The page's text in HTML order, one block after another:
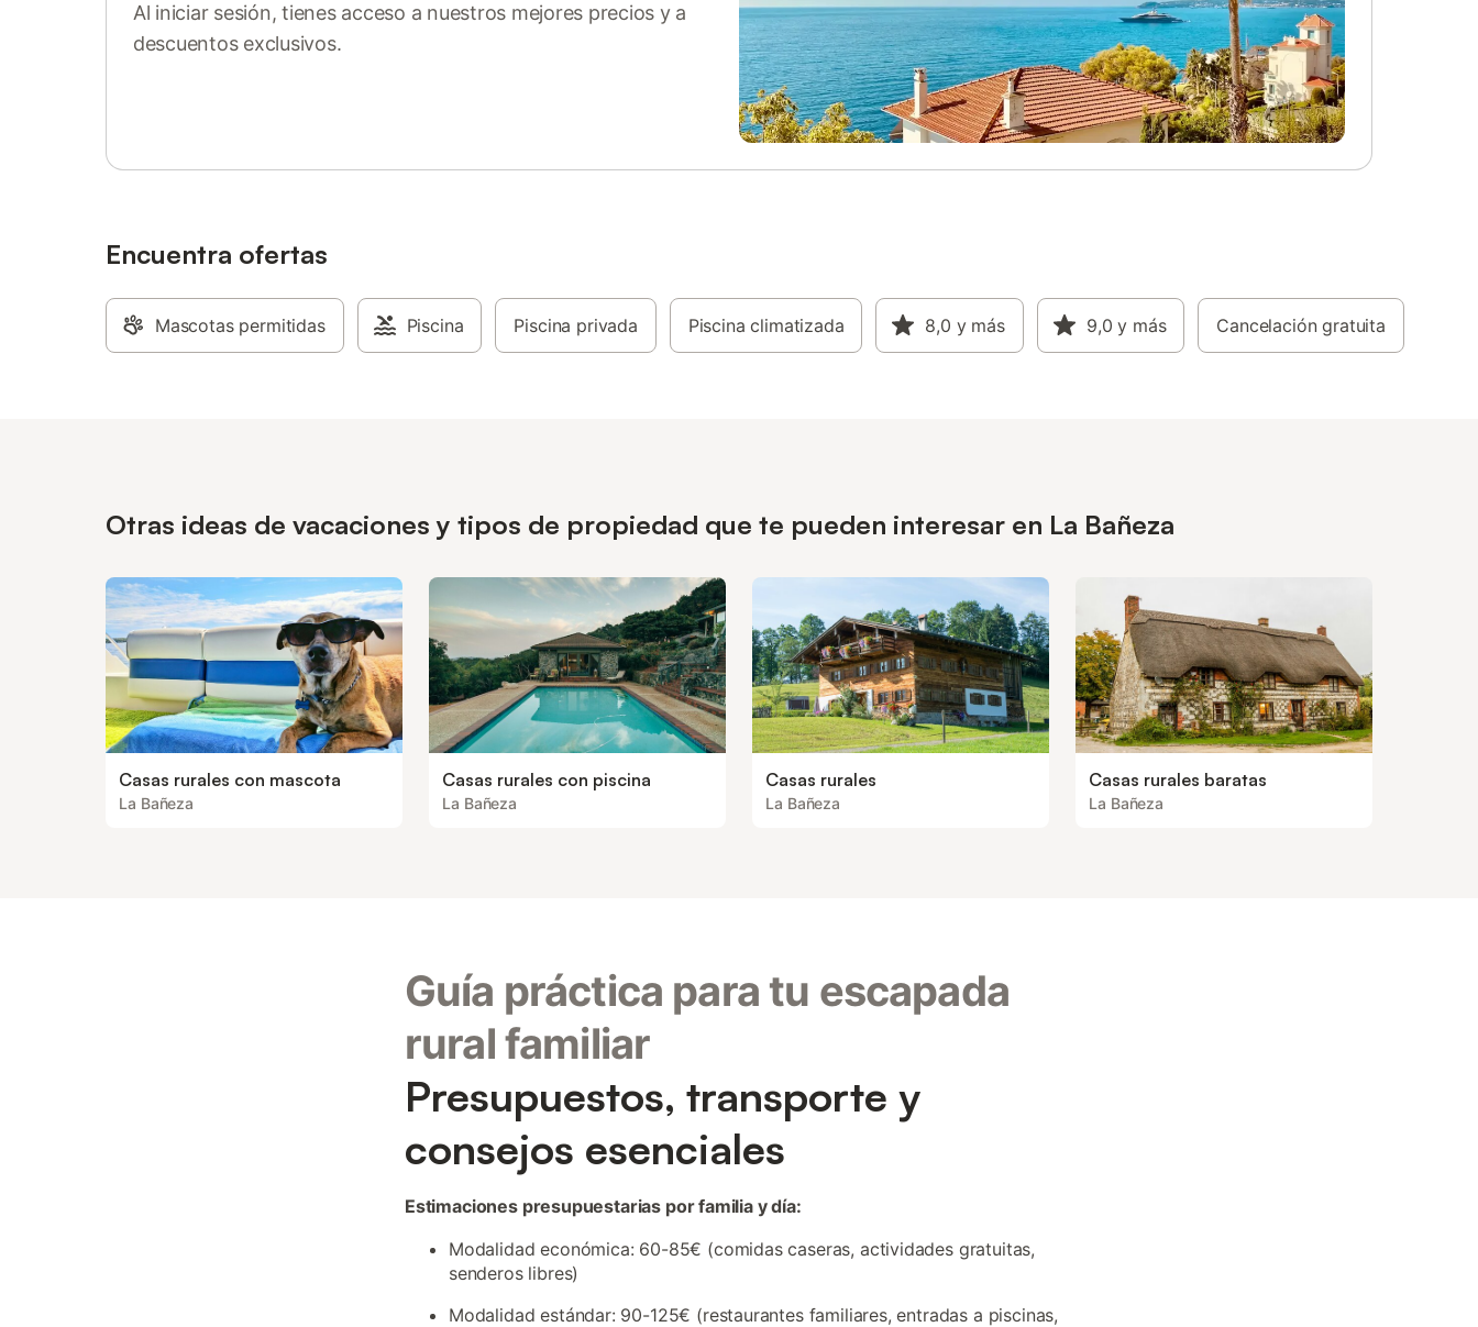
Al iniciar sesión, tienes acceso a nuestros mejores precios y a
descuentos exclusivos.
Encuentra ofertas
Mascotas permitidas Piscina Piscina privada Piscina climatizada 8,0 y más 9,0 y más Cancelación gratuita
Otras ideas de vacaciones y tipos de propiedad que te pueden interesar en La Bañeza
Casas rurales con mascota
La Bañeza
Casas rurales con piscina
La Bañeza
Casas rurales
La Bañeza
Casas rurales baratas
La Bañeza
Guía práctica para tu escapada
rural familiar
Presupuestos, transporte y
consejos esenciales
Estimaciones presupuestarias por familia y día:
Modalidad económica: 60-85€ (comidas caseras, actividades gratuitas,
senderos libres)
Modalidad estándar: 90-125€ (restaurantes familiares, entradas a piscinas,